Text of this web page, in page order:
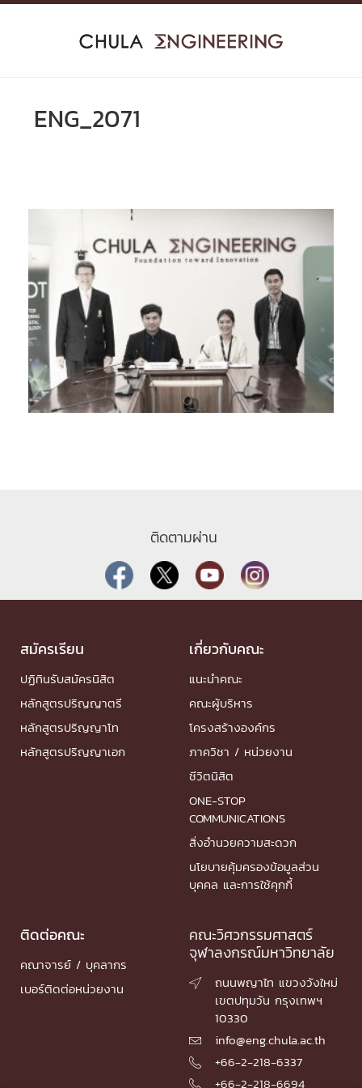
Skip
ENG_2071
ติดตามผ่าน
สมัครเรียน
ปฏิทินรับสมัครนิสิต
หลักสูตรปริญญาตรี
หลักสูตรปริญญาโท
หลักสูตรปริญญาเอก
เกี่ยวกับคณะ
แนะนำคณะ
คณะผู้บริหาร
โครงสร้างองค์กร
ภาควิชา / หน่วยงาน
ชีวิตนิสิต
ONE-STOP
COMMUNICATIONS
สิ่งอำนวยความสะดวก
นโยบายคุ้มครองข้อมูลส่วน
บุคคล และการใช้คุกกี้
ติดต่อคณะ
คณาจารย์ / บุคลากร
เบอร์ติดต่อหน่วยงาน
คณะวิศวกรรมศาสตร์
จุฬาลงกรณ์มหาวิทยาลัย

ถนนพญาไท แขวงวังใหม่
เขตปทุมวัน กรุงเทพฯ
10330
 info@eng.chula.ac.th
 +66-2-218-6337
 +66-2-218-6694